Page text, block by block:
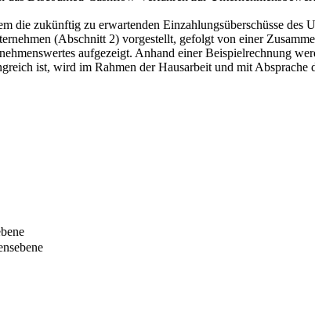
die zukünftig zu erwartenden Einzahlungsüberschüsse
(Abschnitt 2) vorgestellt, gefolgt von einer
aufgezeigt. Anhand einer Beispielrechnung
ist, wird im Rahmen der Hausarbeit und mit